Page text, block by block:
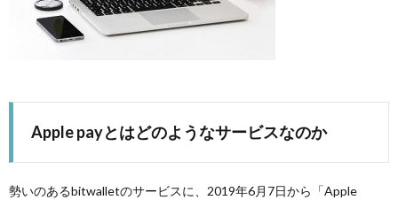
Apple payとはどのようなサービスなのか
勢いのあるbitwalletのサービスに、2019年6月7日から「Apple